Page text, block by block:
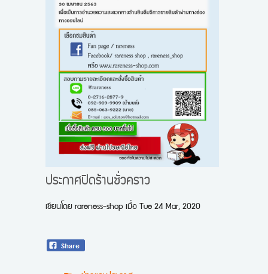
ประกาศปิดร้านชั่วคราว
เขียนโดย rareness-shop เมื่อ Tue 24 Mar, 2020